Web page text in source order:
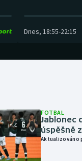
Dnes, 18:55-22:15
FOTBAL
Jablonec
úspěšně
Aktualizováno